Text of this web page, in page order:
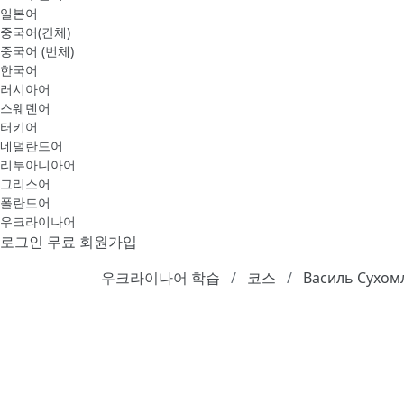
일본어
중국어(간체)
중국어 (번체)
한국어
러시아어
스웨덴어
터키어
네덜란드어
리투아니아어
그리스어
폴란드어
우크라이나어
로그인 무료 회원가입
우크라이나어 학습
코스 Василь